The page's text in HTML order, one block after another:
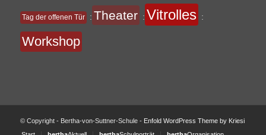
Tag der offenen Tür : Theater : Vitrolles :
Workshop
© Copyright - Bertha-von-Suttner-Schule - Enfold WordPress Theme by Kriesi